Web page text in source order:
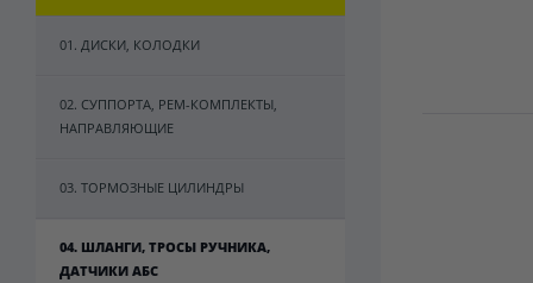
01. ДИСКИ, КОЛОДКИ
02. СУППОРТА, РЕМ-КОМПЛЕКТЫ,
НАПРАВЛЯЮЩИЕ
03. ТОРМОЗНЫЕ ЦИЛИНДРЫ
04. ШЛАНГИ, ТРОСЫ РУЧНИКА,
ДАТЧИКИ АБС